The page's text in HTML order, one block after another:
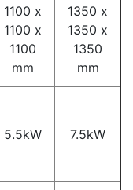
1100 x
1100 x
1100
mm
1350 x
1350 x
1350
mm
5.5kW 7.5kW